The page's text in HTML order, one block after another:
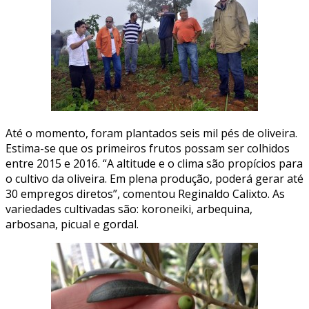
Até o momento, foram plantados seis mil pés de oliveira.
Estima-se que os primeiros frutos possam ser colhidos
entre 2015 e 2016. “A altitude e o clima são propícios para
o cultivo da oliveira. Em plena produção, poderá gerar até
30 empregos diretos”, comentou Reginaldo Calixto. As
variedades cultivadas são: koroneiki, arbequina,
arbosana, picual e gordal.